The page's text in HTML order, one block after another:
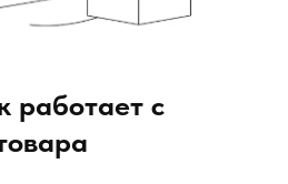
работает с